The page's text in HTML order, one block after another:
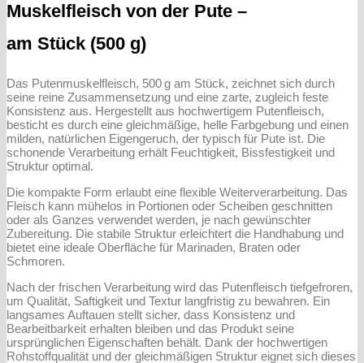
Muskelfleisch von der Pute –
am Stück (500 g)
Das Putenmuskelfleisch, 500 g am Stück, zeichnet sich durch
seine reine Zusammensetzung und eine zarte, zugleich feste
Konsistenz aus. Hergestellt aus hochwertigem Putenfleisch,
besticht es durch eine gleichmäßige, helle Farbgebung und einen
milden, natürlichen Eigengeruch, der typisch für Pute ist. Die
schonende Verarbeitung erhält Feuchtigkeit, Bissfestigkeit und
Struktur optimal.
Die kompakte Form erlaubt eine flexible Weiterverarbeitung. Das
Fleisch kann mühelos in Portionen oder Scheiben geschnitten
oder als Ganzes verwendet werden, je nach gewünschter
Zubereitung. Die stabile Struktur erleichtert die Handhabung und
bietet eine ideale Oberfläche für Marinaden, Braten oder
Schmoren.
Nach der frischen Verarbeitung wird das Putenfleisch tiefgefroren,
um Qualität, Saftigkeit und Textur langfristig zu bewahren. Ein
langsames Auftauen stellt sicher, dass Konsistenz und
Bearbeitbarkeit erhalten bleiben und das Produkt seine
ursprünglichen Eigenschaften behält. Dank der hochwertigen
Rohstoffqualität und der gleichmäßigen Struktur eignet sich dieses